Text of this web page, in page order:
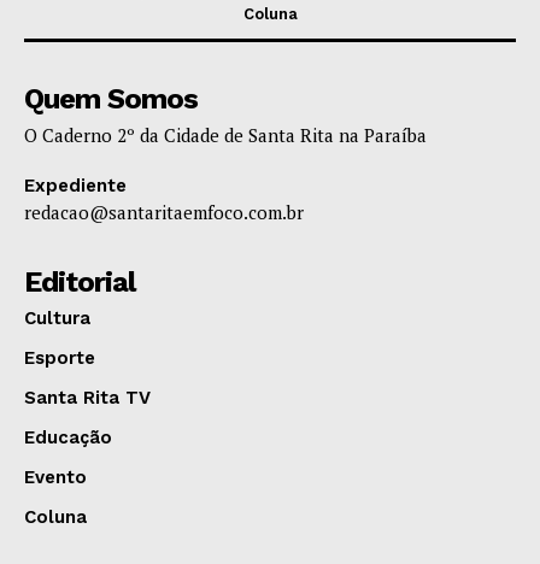
Coluna
Quem Somos
O Caderno 2º da Cidade de Santa Rita na Paraíba
Expediente
redacao@santaritaemfoco.com.br
Editorial
Cultura
Esporte
Santa Rita TV
Educação
Evento
Coluna